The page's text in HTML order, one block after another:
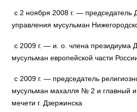
с 2 ноября 2008 г. —
управления мусульман
с 2009 г. — и. о. члена президиума
мусульман европейской части
с 2009 г. — председатель
мусульман махалля № 2 и главный
мечети г. Дзержинска